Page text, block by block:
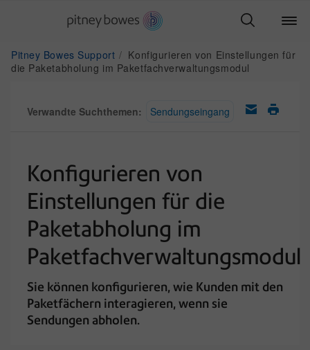
Pitney Bowes Support
Konfigurieren von Einstellungen für
die Paketabholung im Paketfachverwaltungsmodul
Verwandte Suchthemen: Sendungseingang
Konfigurieren von
Einstellungen für die
Paketabholung im
Paketfachverwaltungsmodul
Sie können konfigurieren, wie Kunden mit den
Paketfächern interagieren, wenn sie
Sendungen abholen.